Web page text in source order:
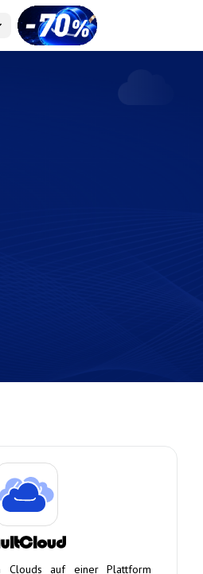
auf einer Plattform